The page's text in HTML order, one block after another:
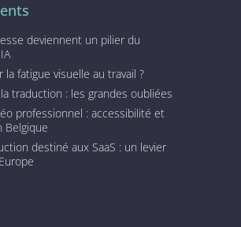
deviennent un pilier du
la fatigue visuelle au travail ?
traduction : les grandes oubliées
professionnel : accessibilité et
Belgique
destiné aux SaaS : un levier